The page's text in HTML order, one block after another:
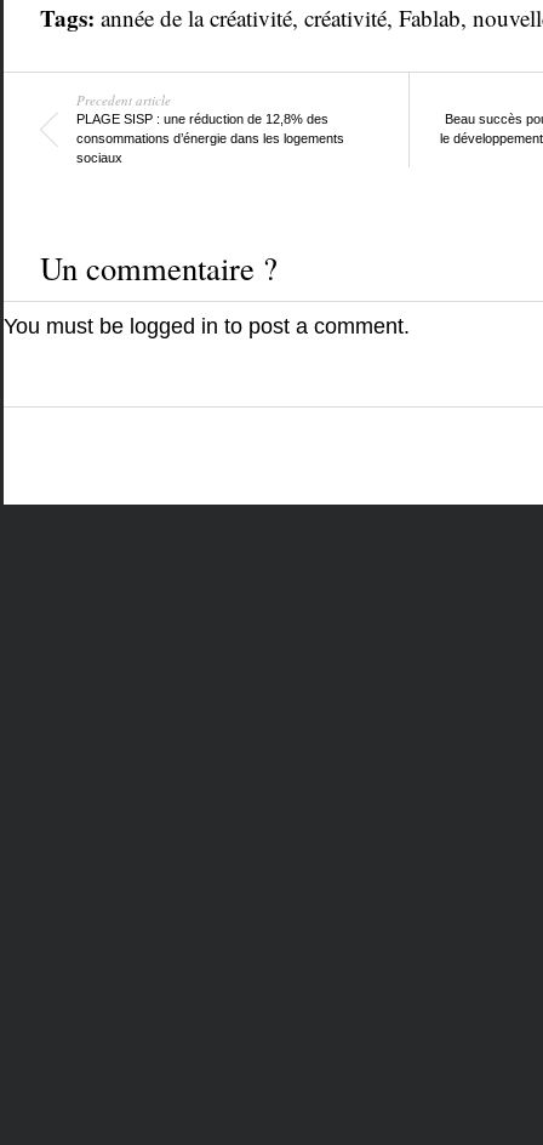
Tags: année de la créativité, créativité, Fablab,
Precedent article
PLAGE SISP : une réduction de 12,8% des
consommations d’énergie dans les logements
sociaux
Beau succès
le
Un commentaire ?
You must be logged in to post a comment.